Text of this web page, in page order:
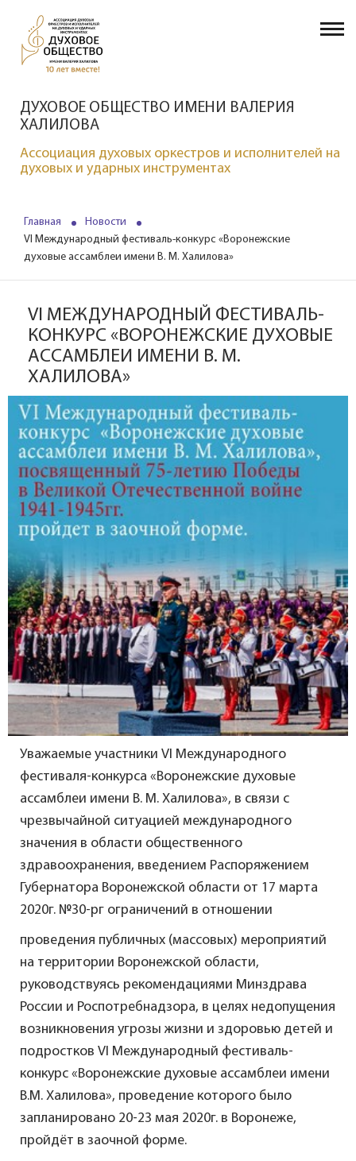
ДУХОВОЕ ОБЩЕСТВО ИМЕНИ ВАЛЕРИЯ
ХАЛИЛОВА
Ассоциация духовых оркестров и исполнителей на
духовых и ударных инструментах
Главная
Новости
VI Международный фестиваль-конкурс «Воронежские
духовые ассамблеи имени В. М. Халилова»
VI МЕЖДУНАРОДНЫЙ ФЕСТИВАЛЬ-
КОНКУРС «ВОРОНЕЖСКИЕ ДУХОВЫЕ
АССАМБЛЕИ ИМЕНИ В. М.
ХАЛИЛОВА»
Уважаемые участники VI Международного
фестиваля-конкурса «Воронежские духовые
ассамблеи имени В. М. Халилова», в связи с
чрезвычайной ситуацией международного
значения в области общественного
здравоохранения, введением Распоряжением
Губернатора Воронежской области от 17 марта
2020г. №30-рг ограничений в отношении
проведения публичных (массовых) мероприятий
на территории Воронежской области,
руководствуясь рекомендациями Минздрава
России и Роспотребнадзора, в целях недопущения
возникновения угрозы жизни и здоровью детей и
подростков VI Международный фестиваль-
конкурс «Воронежские духовые ассамблеи имени
В.М. Халилова», проведение которого было
запланировано 20-23 мая 2020г. в Воронеже,
пройдёт в заочной форме.